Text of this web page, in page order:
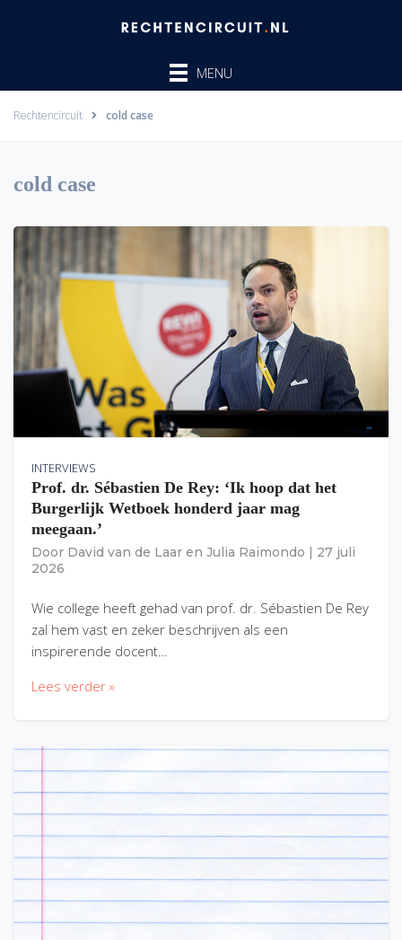
MENU
Rechtencircuit cold case
cold case
INTERVIEWS
Prof. dr. Sébastien De Rey: ‘Ik hoop dat het
Burgerlijk Wetboek honderd jaar mag
meegaan.’
Door David van de Laar en Julia Raimondo
27 juli
2026
Wie college heeft gehad van prof. dr. Sébastien De Rey
zal hem vast en zeker beschrijven als een
inspirerende docent…
Lees verder »